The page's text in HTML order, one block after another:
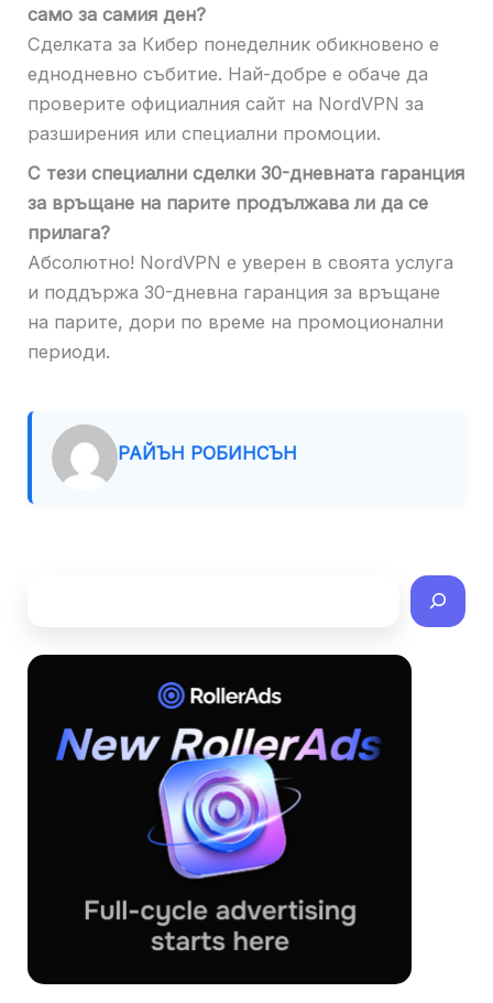
само за самия ден?
Сделката за Кибер понеделник обикновено е
еднодневно събитие. Най-добре е обаче да
проверите официалния сайт на NordVPN за
разширения или специални промоции.
С тези специални сделки 30-дневната гаранция
за връщане на парите продължава ли да се
прилага?
Абсолютно! NordVPN е уверен в своята услуга
и поддържа 30-дневна гаранция за връщане
на парите, дори по време на промоционални
периоди.
РАЙЪН РОБИНСЪН